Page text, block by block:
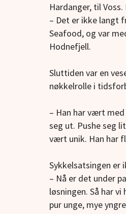
Hardanger, til
– Det er ikke langt
Seafood, og var
Hodnefjell.
Sluttiden var en
nøkkelrolle i
– Han har vært
seg ut. Pushe seg
vært unik. Han har
Sykkelsatsingen er
– Nå er det under
løsningen. Så har
pur unge, mye